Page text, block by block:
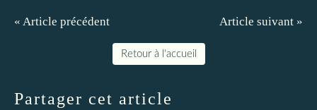
« Article précédent Article suivant »
Retour à l'accueil
Partager cet article